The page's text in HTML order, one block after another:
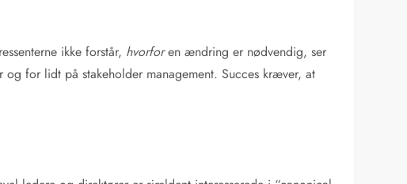
ikke forstår, hvorforen ændring er nødvendig, ser
for lidt på stakeholder management. Succes kræver, at